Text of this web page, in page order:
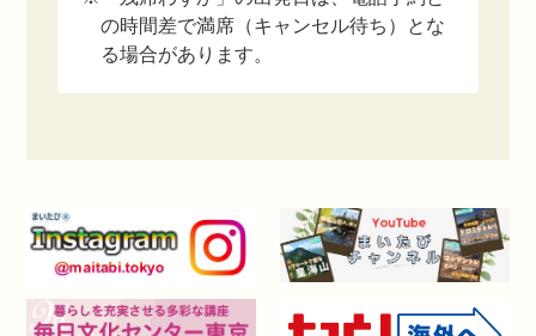
の時間差で満席（キャンセル待ち）とな
る場合があります。